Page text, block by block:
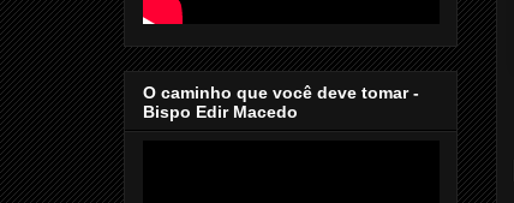
O caminho que você deve tomar -
Bispo Edir Macedo